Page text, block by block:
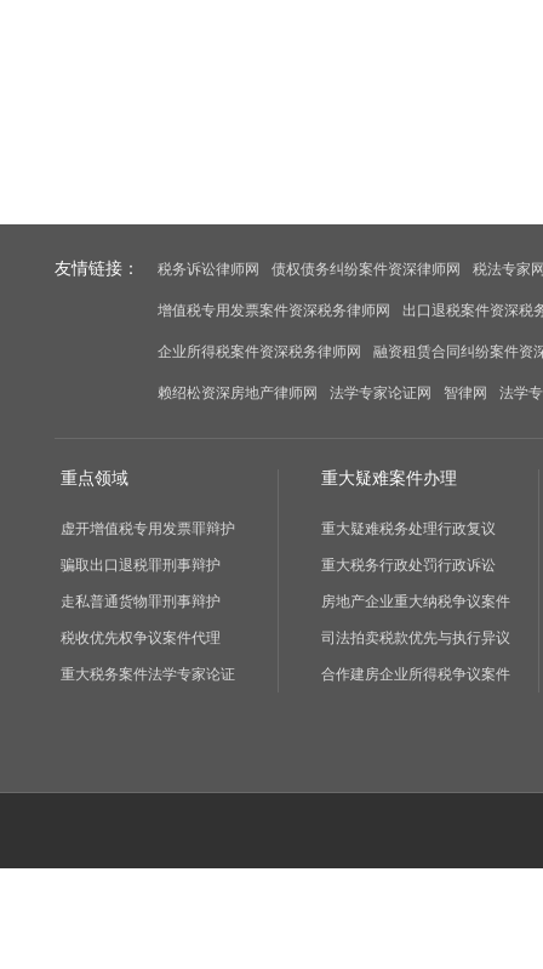
友情链接： 税务诉讼律师网 债权债务纠纷案件资深律师网 税法专家
增值税专用发票案件资深税务律师网 出口退税案件资深税
企业所得税案件资深税务律师网 融资租赁合同纠纷案件资
赖绍松资深房地产律师网 法学专家论证网 智律网 法学
重点领域
虚开增值税专用发票罪辩护
骗取出口退税罪刑事辩护
走私普通货物罪刑事辩护
税收优先权争议案件代理
重大税务案件法学专家论证
重大疑难案件办理
重大疑难税务处理行政复议
重大税务行政处罚行政诉讼
房地产企业重大纳税争议案件
司法拍卖税款优先与执行异议
合作建房企业所得税争议案件